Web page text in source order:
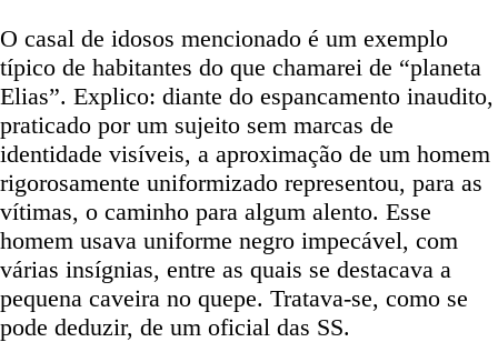
O casal de idosos mencionado é um exemplo
típico de habitantes do que chamarei de “planeta
Elias”. Explico: diante do espancamento inaudito,
praticado por um sujeito sem marcas de
identidade visíveis, a aproximação de um homem
rigorosamente uniformizado representou, para as
vítimas, o caminho para algum alento. Esse
homem usava uniforme negro impecável, com
várias insígnias, entre as quais se destacava a
pequena caveira no quepe. Tratava-se, como se
pode deduzir, de um oficial das SS.